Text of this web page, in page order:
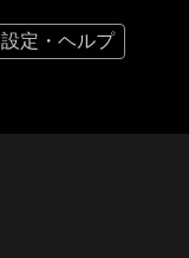
設定・ヘルプ